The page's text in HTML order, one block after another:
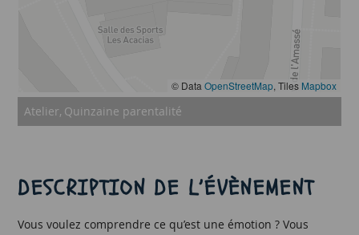
© Data OpenStreetMap, Tiles Mapbox
Atelier Quinzaine parentalité
DESCRIPTION DE L’ÉVÈNEMENT
Vous voulez comprendre ce qu’est une émotion ? Vous